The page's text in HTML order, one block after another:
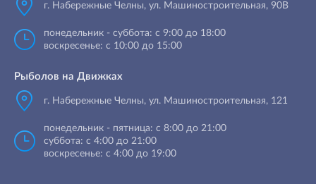
г. Набережные Челны, ул. Машиностроительная, 90B
понедельник - суббота: с 9:00 до 18:00
воскресенье: с 10:00 до 15:00
Рыболов на Движках
г. Набережные Челны, ул. Машиностроительная, 121
понедельник - пятница: с 8:00 до 21:00
суббота: с 4:00 до 21:00
воскресенье: с 4:00 до 19:00